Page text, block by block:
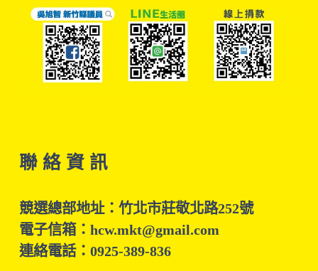
聯 絡 資 訊
競選總部地址：竹北市莊敬北路252號
電子信箱：hcw.mkt@gmail.com
連絡電話：0925-389-836